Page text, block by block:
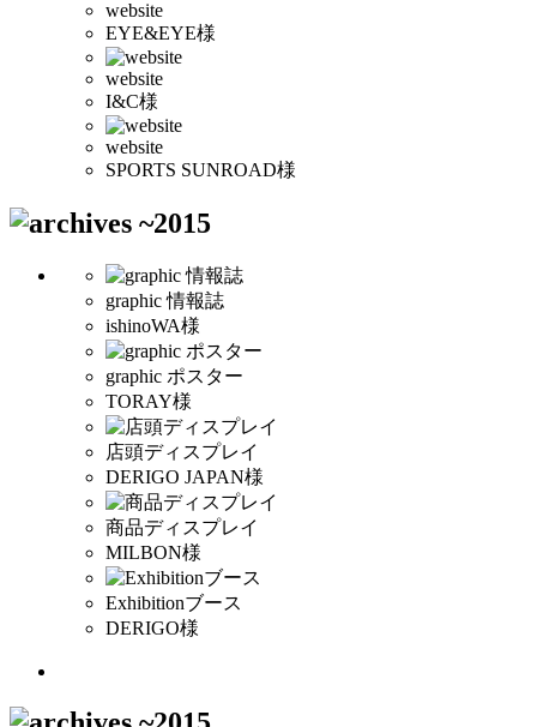
website
EYE&EYE様
website
I&C様
website
SPORTS SUNROAD様
graphic 情報誌
ishinoWA様
graphic ポスター
TORAY様
店頭ディスプレイ
DERIGO JAPAN様
商品ディスプレイ
MILBON様
Exhibitionブース
DERIGO様